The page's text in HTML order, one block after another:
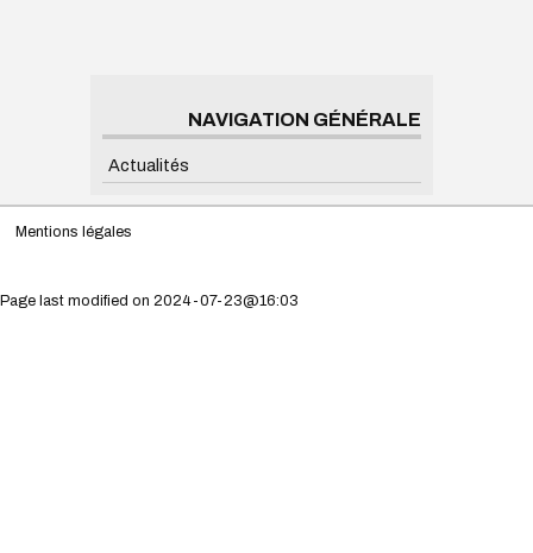
NAVIGATION GÉNÉRALE
Actualités
Mentions légales
Page last modified on 2024-07-23@16:03